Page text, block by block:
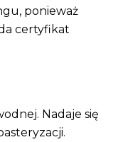
ponieważ
certyfikat
Nadaje się